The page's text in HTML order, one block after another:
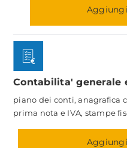
Contabilita' generale
piano dei conti,
prima nota e IVA, stampe